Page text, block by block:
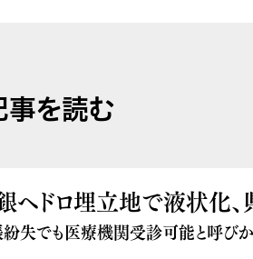
を読む
ヘドロ埋立地で液状化
失でも医療機関受診可能と呼び